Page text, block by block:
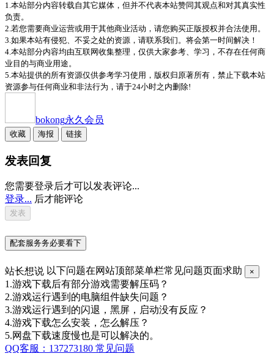
1.本站部分内容转载自其它媒体，但并不代表本站赞同其观点和对其真实性
负责。
2.若您需要商业运营或用于其他商业活动，请您购买正版授权并合法使用。
3.如果本站有侵犯、不妥之处的资源，请联系我们。将会第一时间解决！
4.本站部分内容均由互联网收集整理，仅供大家参考、学习，不存在任何商
业目的与商业用途。
5.本站提供的所有资源仅供参考学习使用，版权归原著所有，禁止下载本站
资源参与任何商业和非法行为，请于24小时之内删除!
bokong永久会员
收藏 海报 链接
发表回复
您需要登录后才可以发表评论...
登录... 后才能评论
配套服务务必要看下
站长想说 以下问题在网站顶部菜单栏常见问题页面求助 ×
1.游戏下载后有部分游戏需要解压码？
2.游戏运行遇到的电脑组件缺失问题？
3.游戏运行遇到的闪退，黑屏，启动没有反应？
4.游戏下载怎么安装，怎么解压？
5.网盘下载速度慢也是可以解决的。
QQ客服：137273180 常见问题